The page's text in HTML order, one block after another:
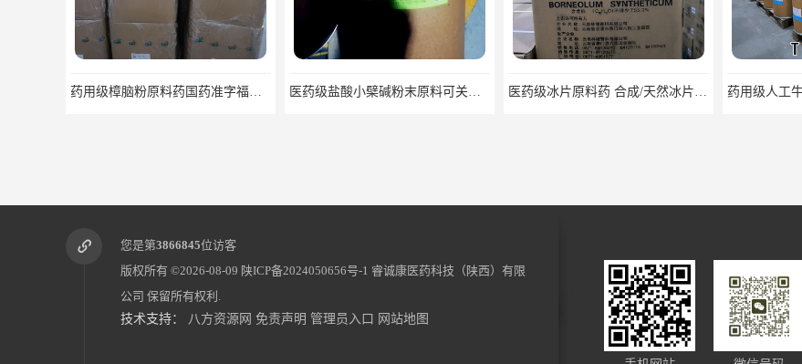
药用级樟脑粉原料药国药准字福建青松 医药级盐酸小檗碱粉末原料可关联审评 医药级冰片原料药 合成/天然冰片药典标准原料
您是第3866845位访客
版权所有 ©2026-08-09 陕ICP备2024050656号-1 睿诚康医药科技（陕西）有限
公司 保留所有权利.
技术支持： 八方资源网 免责声明 管理员入口 网站地图